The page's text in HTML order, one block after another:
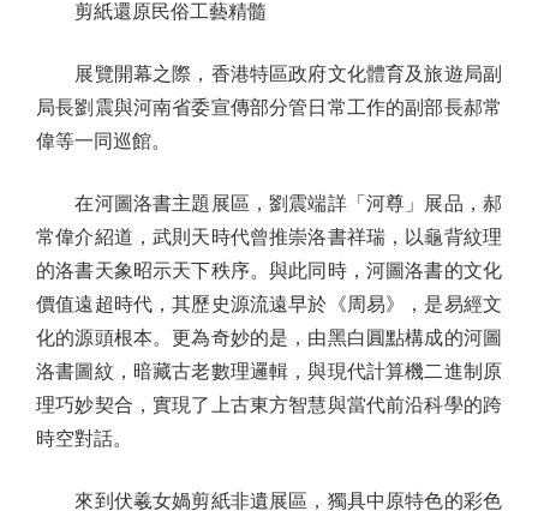
剪紙還原民俗工藝精髓
展覽開幕之際，香港特區政府文化體育及旅遊局副
局長劉震與河南省委宣傳部分管日常工作的副部長郝常
偉等一同巡館。
在河圖洛書主題展區，劉震端詳「河尊」展品，郝
常偉介紹道，武則天時代曾推崇洛書祥瑞，以龜背紋理
的洛書天象昭示天下秩序。與此同時，河圖洛書的文化
價值遠超時代，其歷史源流遠早於《周易》，是易經文
化的源頭根本。更為奇妙的是，由黑白圓點構成的河圖
洛書圖紋，暗藏古老數理邏輯，與現代計算機二進制原
理巧妙契合，實現了上古東方智慧與當代前沿科學的跨
時空對話。
來到伏羲女媧剪紙非遺展區，獨具中原特色的彩色